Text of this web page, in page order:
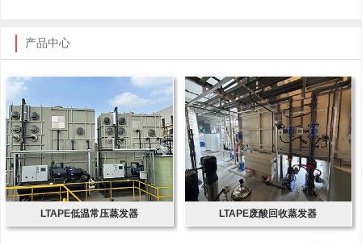
产品中心
LTAPE低温常压蒸发器 LTAPE废酸回收蒸发器